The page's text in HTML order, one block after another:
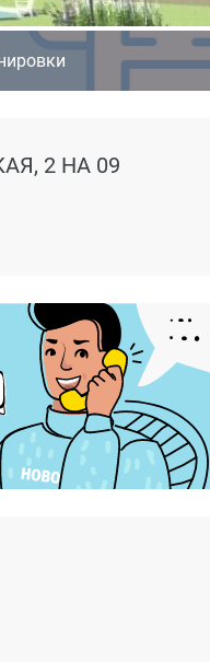
2 НА 09